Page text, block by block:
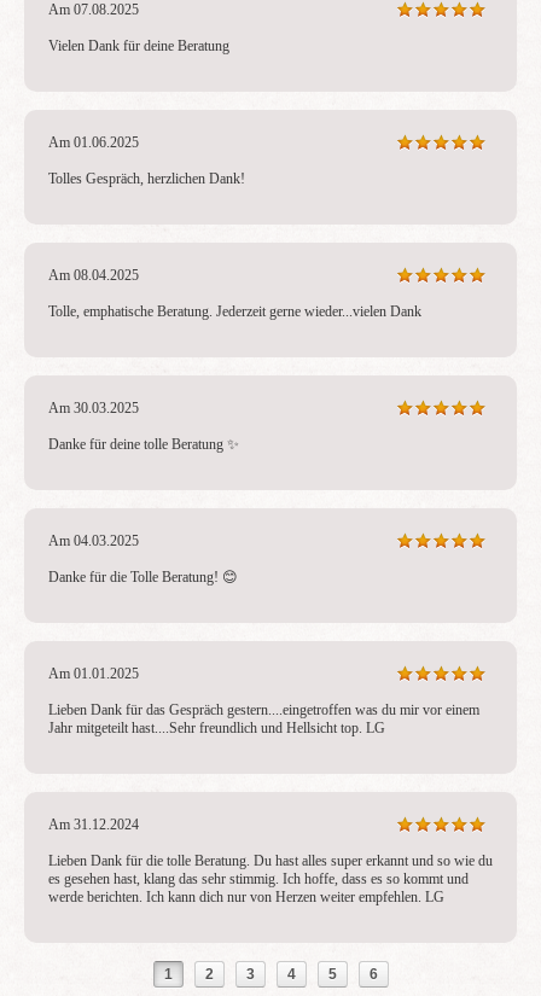
Am 07.08.2025
Vielen Dank für deine Beratung
Am 01.06.2025
Tolles Gespräch, herzlichen Dank!
Am 08.04.2025
Tolle, emphatische Beratung. Jederzeit gerne wieder...vielen Dank
Am 30.03.2025
Danke für deine tolle Beratung ✨
Am 04.03.2025
Danke für die Tolle Beratung! 😊
Am 01.01.2025
Lieben Dank für das Gespräch gestern....eingetroffen was du mir vor einem
Jahr mitgeteilt hast....Sehr freundlich und Hellsicht top. LG
Am 31.12.2024
Lieben Dank für die tolle Beratung. Du hast alles super erkannt und so wie du
es gesehen hast, klang das sehr stimmig. Ich hoffe, dass es so kommt und
werde berichten. Ich kann dich nur von Herzen weiter empfehlen. LG
1 2 3 4 5 6